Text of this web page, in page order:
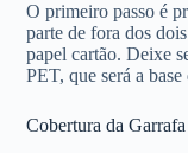
O primeiro passo é
parte de fora dos
papel cartão. Deixe
PET, que será a
Cobertura da